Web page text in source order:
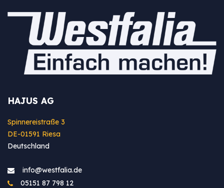
HAJUS AG
Spinnereistraße 3
DE-01591 Riesa
Deutschland
info@westfa​lia.de
05151 87 798 12